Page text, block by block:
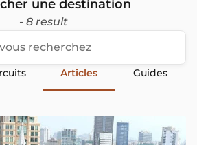
une destination
- 8 result
Articles Guides